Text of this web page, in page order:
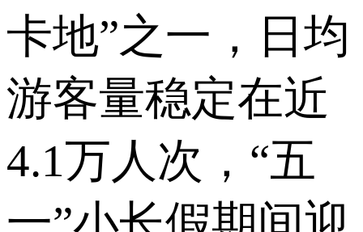
卡地”之一，日均
游客量稳定在近
4.1万人次，“五